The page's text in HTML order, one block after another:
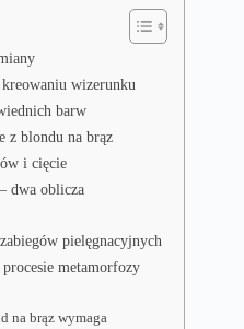
wizerunku
barw
z blondu na brąz
i cięcie
dwa oblicza
pielęgnacyjnych
metamorfozy
na brąz wymaga